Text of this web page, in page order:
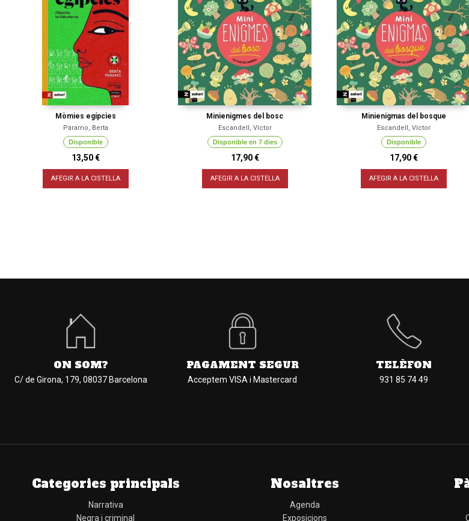
Mòmies egípcies
Páramo, Berta
Disponible
13,50 €
AFEGIR A LA CISTELLA
Minienigmes del bosc
Escandell, Víctor
Disponible en 7 dies
17,90 €
AFEGIR A LA CISTELLA
Minienigmas del bosque
Escandell, Víctor
Disponible
17,90 €
AFEGIR A LA CISTELLA
ON SOM?
C/ de Girona, 179, 08037 Barcelona
PAGAMENT SEGUR
Acceptem VISA i Mastercard
TELÈFON
931 85 74 49
Categories principals
Narrativa
Negra i criminal
Nosaltres
Agenda
Exposicions